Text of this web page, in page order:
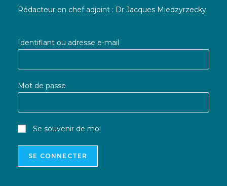
Rédacteur en chef adjoint : Dr Jacques Miedzyrzecky
Identifiant ou adresse e-mail
Mot de passe
Se souvenir de moi